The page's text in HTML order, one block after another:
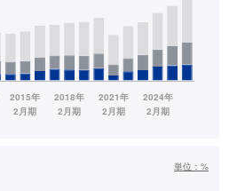
単位： %